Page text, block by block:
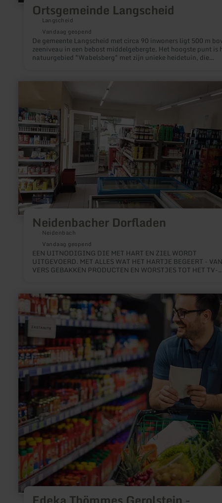
Ortsgemeinde Langscheid
Langscheid
Vandaag geopend
De gemeente Langscheid met circa 90 inwoners ligt 500 m
zeeniveau in een bebost middelgebergte. Het hoogste punt is
natuurgebied "Wabelsberg" met zijn unieke heidetuin, die
"Wabelsberger Wacholderhütte" uit tot rust.
Neidenbacher Dorfladen
Neidenbach
Vandaag geopend
EEN UITNODIGING DIE MET HART EN ZIEL WORDT
UITGEVOERD. MET ALLES WAT HET HARTJE BEGEERT - VAN
VERS GEBAKKEN PRODUCTEN EN WORSTJES TOT HET TV-
Neidenbacher
Dorfladen
meer
informatie
over:
Edeka
Thömmes
Gerolstein
-
Supermarkt